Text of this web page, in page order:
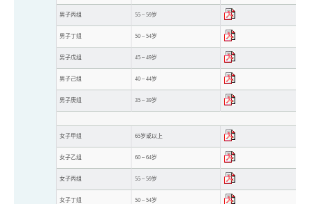
男子丙组 55 – 59岁
男子丁组 50 – 54岁
男子戊组 45 – 49岁
男子己组 40 – 44岁
男子庚组 35 – 39岁
女子甲组 65岁或以上
女子乙组 60 – 64岁
女子丙组 55 – 59岁
女子丁组 50 – 54岁